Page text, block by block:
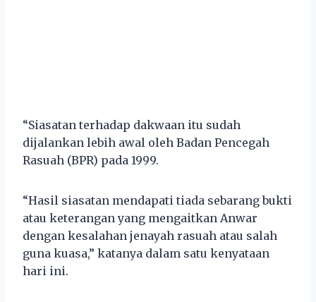
“Siasatan terhadap dakwaan itu sudah
dijalankan lebih awal oleh Badan Pencegah
Rasuah (BPR) pada 1999.
“Hasil siasatan mendapati tiada sebarang bukti
atau keterangan yang mengaitkan Anwar
dengan kesalahan jenayah rasuah atau salah
guna kuasa,” katanya dalam satu kenyataan
hari ini.